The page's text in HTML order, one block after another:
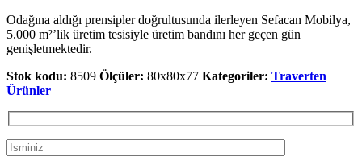
Odağına aldığı prensipler doğrultusunda ilerleyen Sefacan Mobilya,
5.000 m²’lik üretim tesisiyle üretim bandını her geçen gün
genişletmektedir.
Stok kodu: 8509 Ölçüler: 80x80x77 Kategoriler: Traverten
Ürünler